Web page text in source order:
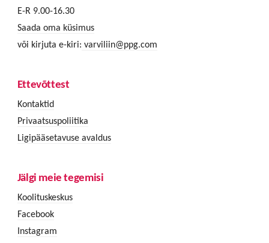
E-R 9.00-16.30
Saada oma küsimus
või kirjuta e-kiri: varviliin@ppg.com
Ettevõttest
Kontaktid
Privaatsuspoliitika
Ligipääsetavuse avaldus
Jälgi meie tegemisi
Koolituskeskus
Facebook
Instagram